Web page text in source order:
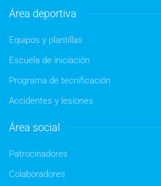
Área deportiva
Equipos y plantillas
Escuela de iniciación
Programa de tecnificación
Accidentes y lesiones
Área social
Patrocinadores
Colaboradores